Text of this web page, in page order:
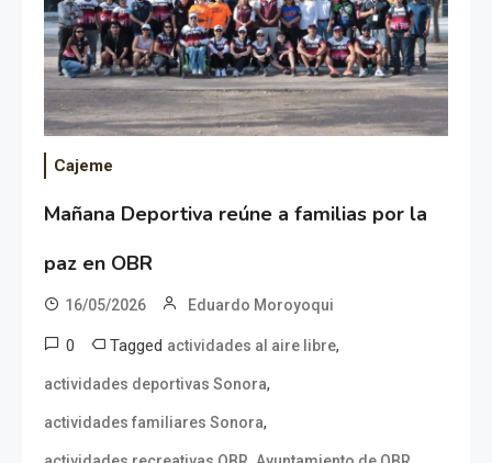
Cajeme
Mañana Deportiva reúne a familias por la
paz en OBR
16/05/2026 Eduardo Moroyoqui
0 Tagged actividades al aire libre,
actividades deportivas Sonora,
actividades familiares Sonora,